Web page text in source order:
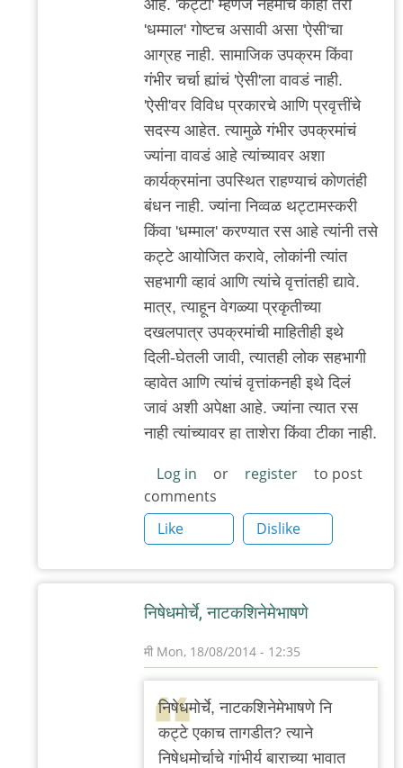
आहे. 'कट्टा' म्हणजे नेहमीच काही तरी
'धम्माल' गोष्टच असावी असा 'ऐसी'चा
आग्रह नाही. सामाजिक उपक्रम किंवा
गंभीर चर्चा ह्यांचं 'ऐसी'ला वावडं नाही.
'ऐसी'वर विविध प्रकारचे आणि प्रवृत्तींचे
सदस्य आहेत. त्यामुळे गंभीर उपक्रमांचं
ज्यांना वावडं आहे त्यांच्यावर अशा
कार्यक्रमांना उपस्थित राहण्याचं कोणतंही
बंधन नाही. ज्यांना निव्वळ थट्टामस्करी
किंवा 'धम्माल' करण्यात रस आहे त्यांनी तसे
कट्टे आयोजित करावे, लोकांनी त्यांत
सहभागी व्हावं आणि त्यांचे वृत्तांतही द्यावे.
मात्र, त्याहून वेगळ्या प्रकृतीच्या
दखलपात्र उपक्रमांची माहितीही इथे
दिली-घेतली जावी, त्यातही लोक सहभागी
व्हावेत आणि त्यांचं वृत्तांकनही इथे दिलं
जावं अशी अपेक्षा आहे. ज्यांना त्यात रस
नाही त्यांच्यावर हा ताशेरा किंवा टीका नाही.
Log in or register
to post
comments
Like
Dislike
निषेधमोर्चे, नाटकशिनेमेभाषणे
मी Mon, 18/08/2014 - 12:35
In
reply
to
परि
निषेधमोर्चे, नाटकशिनेमेभाषणे नि
कट्टे एकाच तागडीत? त्याने
निषेधमोर्चाचे गांभीर्य बाराच्या भावात